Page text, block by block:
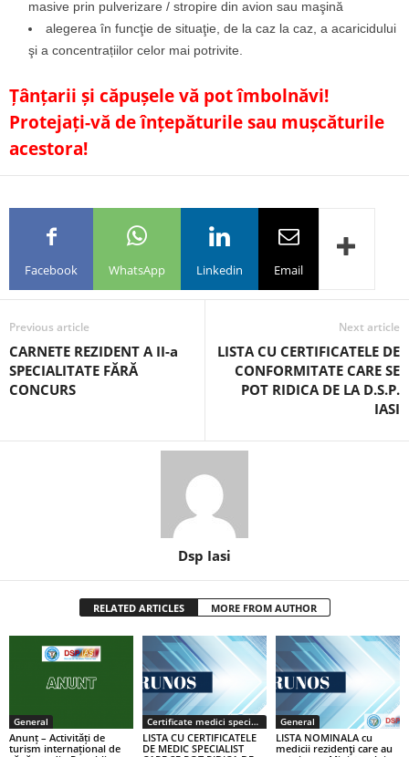
masive prin pulverizare / stropire din avion sau maşină
alegerea în funcţie de situaţie, de la caz la caz, a acaricidului
şi a concentrațiilor celor mai potrivite.
Țânțarii și căpușele vă pot îmbolnăvi!
Protejați-vă de înțepăturile sau mușcăturile
acestora!
Facebook WhatsApp Linkedin Email
Previous article
CARNETE REZIDENT A II-a
SPECIALITATE FĂRĂ
CONCURS
Next article
LISTA CU CERTIFICATELE DE
CONFORMITATE CARE SE
POT RIDICA DE LA D.S.P.
IASI
Dsp Iasi
RELATED ARTICLES MORE FROM AUTHOR
General
Anunț – Activități de
turism internațional de
Certificate medici specialiști / primari
LISTA CU CERTIFICATELE
DE MEDIC SPECIALIST
General
LISTA NOMINALA cu
medicii rezidenţi care au